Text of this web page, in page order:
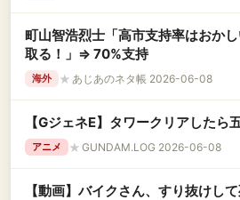
町山智浩烈士「高市支持率はおか
取る！」⇒ 70%支持
海外 ★ あじあのネタ帳 2026-06-08
【GジェネE】タワークリアしたら
アニメ ★ GUNDAM.LOG 2026-06-08
【動画】バイクさん、すり抜けし